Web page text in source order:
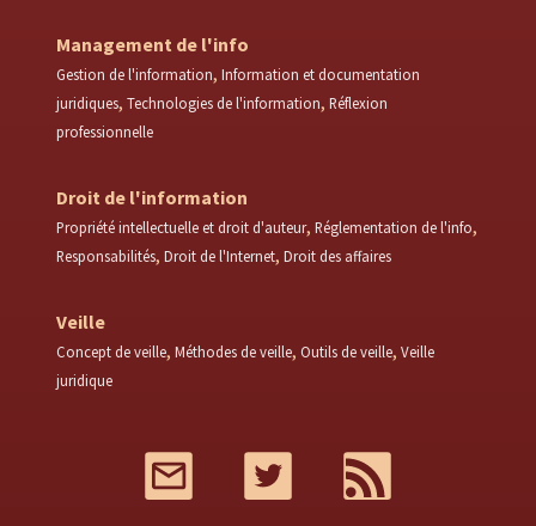
Management de l'info
Gestion de l'information Information et documentation
juridiques Technologies de l'information Réflexion
professionnelle
Droit de l'information
Propriété intellectuelle et droit d'auteur Réglementation de l'info
Responsabilités Droit de l'Internet Droit des affaires
Veille
Concept de veille Méthodes de veille Outils de veille Veille
juridique
Twitter